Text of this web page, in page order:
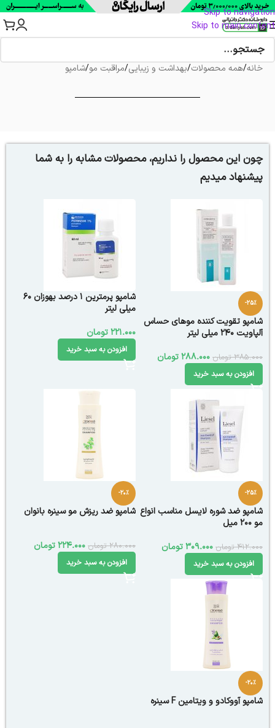
Skip to navigation
Skip to main content
خانه/همه محصولات/بهداشت و زیبایی/مراقبت مو/شامپو
چون این محصول را نداریم، محصولات مشابه را به شما
پیشنهاد میدیم
-25%
شامپو تقویت کننده موهای حساس
آلپاویت 240 میلی لیتر
385.000 تومان 288.000تومان
افزودن به سبد خرید
شامپو پرمترین 1 درصد بهوزان 60
میلی لیتر
221.000تومان
افزودن به سبد خرید
-25%
شامپو ضد شوره لایسل مناسب انواع
مو 200 میل
412.000 تومان 309.000تومان
افزودن به سبد خرید
-20%
شامپو ضد ریزش مو سینره بانوان
280.000 تومان 224.000تومان
افزودن به سبد خرید
-20%
شامپو آووکادو و ویتامین F سینره